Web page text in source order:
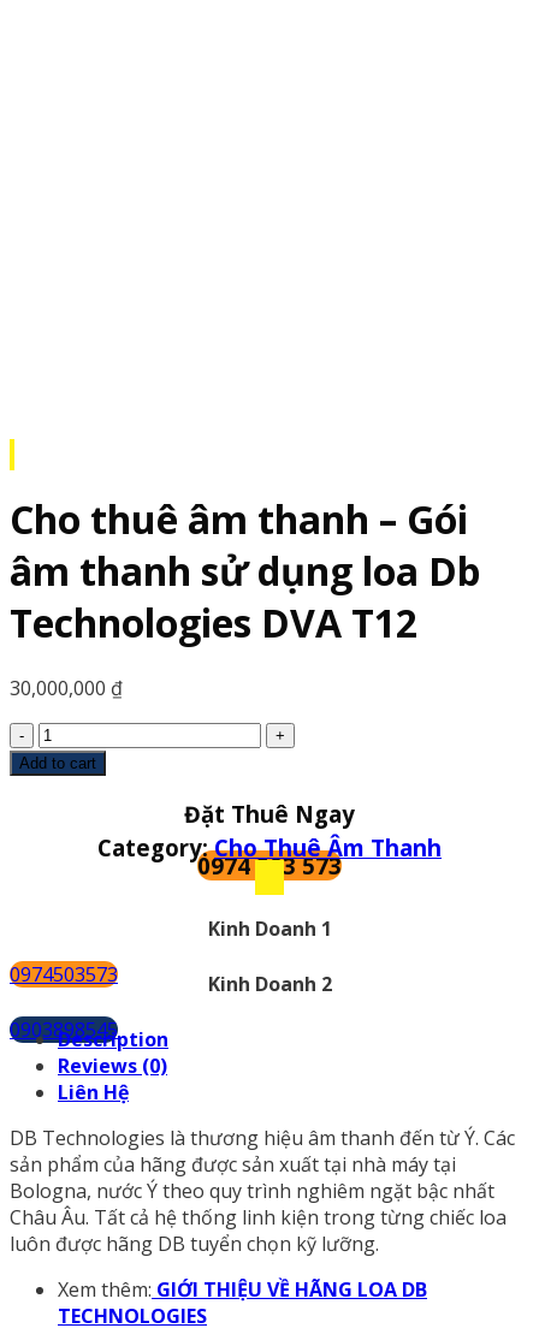
Cho thuê âm thanh – Gói
âm thanh sử dụng loa Db
Technologies DVA T12
30,000,000 ₫
Cho
thuê
dụng
Db
Technologies
DVA
T12
quantity
Add to cart
Đặt Thuê Ngay
0974 503 573
Category:Cho Thuê Âm Thanh
Kinh Doanh 1
0974503573
Kinh Doanh 2
0903898545
Description
Reviews (0)
Liên Hệ
DB Technologies là thương hiệu âm thanh đến từ Ý. Các
sản phẩm của hãng được sản xuất tại nhà máy tại
Bologna, nước Ý theo quy trình nghiêm ngặt bậc nhất
Châu Âu. Tất cả hệ thống linh kiện trong từng chiếc loa
luôn được hãng DB tuyển chọn kỹ lưỡng.
Xem thêm: GIỚI THIỆU VỀ HÃNG LOA DB
TECHNOLOGIES